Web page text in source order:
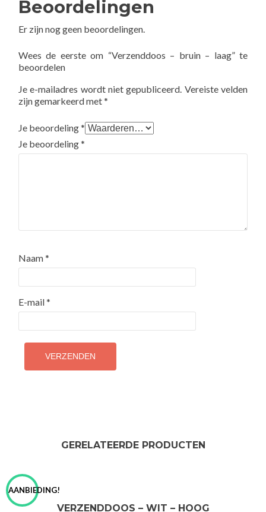
Beoordelingen
Er zijn nog geen beoordelingen.
Wees de eerste om “Verzenddoos – bruin – laag” te
beoordelen
Je e-mailadres wordt niet gepubliceerd. Vereiste velden
zijn gemarkeerd met*
Je beoordeling*
Je beoordeling*
Naam*
E-mail*
GERELATEERDE PRODUCTEN
AANBIEDING!
VERZENDDOOS – WIT – HOOG